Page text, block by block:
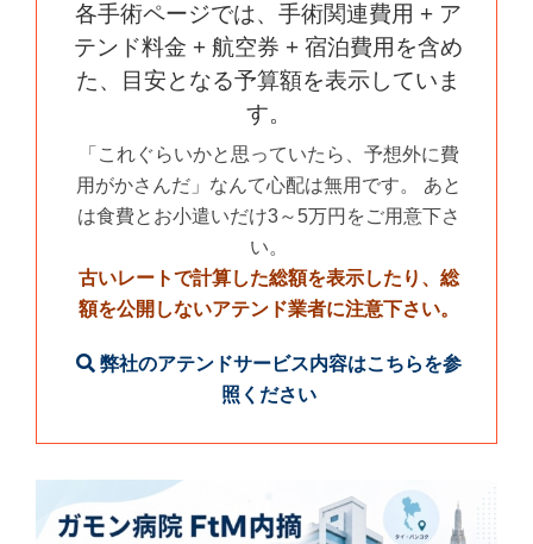
各手術ページでは、手術関連費用 + ア
テンド料金 + 航空券 + 宿泊費用を含め
た、目安となる予算額を表示していま
す。
「これぐらいかと思っていたら、予想外に費
用がかさんだ」なんて心配は無用です。 あと
は食費とお小遣いだけ3～5万円をご用意下さ
い。
古いレートで計算した総額を表示したり、総
額を公開しないアテンド業者に注意下さい。
弊社のアテンドサービス内容はこちらを参
照ください